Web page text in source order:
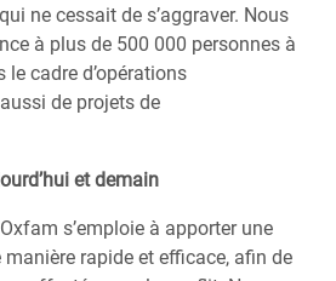
ne cessait de s’aggraver. Nous
à plus de 500 000 personnes à
le cadre d’opérations
de projets de
et demain
s’emploie à apporter une
rapide et efficace, afin de